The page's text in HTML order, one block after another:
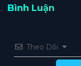
Bình Luận
Theo Dõi